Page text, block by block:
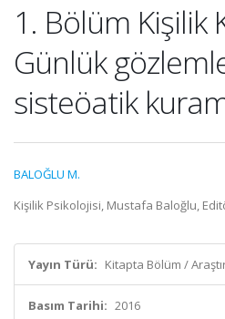
1. Bölüm Kişilik
Günlük
sisteöatik
BALOĞLU M.
Kişilik Psikolojisi, Mustafa Baloğlu,
Yayın Türü: Kitapta Bölüm /
Basım Tarihi: 2016